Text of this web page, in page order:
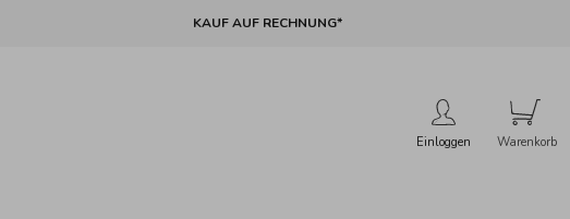
KAUF AUF RECHNUNG*
Einloggen